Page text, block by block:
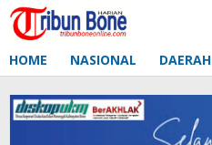
Lewati
ke
HOME NASIONAL DAERAH